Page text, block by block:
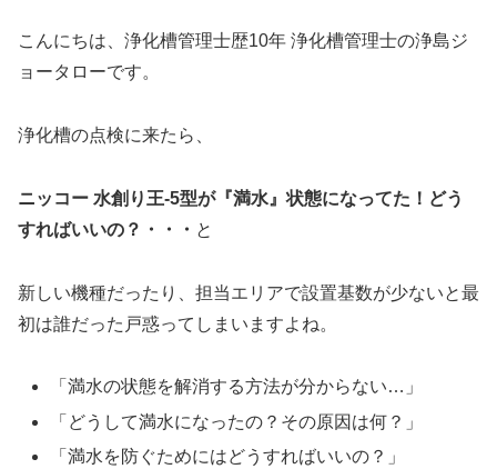
こんにちは、浄化槽管理士歴10年 浄化槽管理士の浄島ジ
ョータローです。
浄化槽の点検に来たら、
ニッコー 水創り王-5型が『満水』状態になってた！どう
すればいいの？・・・ と
新しい機種だったり、担当エリアで設置基数が少ないと最
初は誰だった戸惑ってしまいますよね。
「満水の状態を解消する方法が分からない…」
「どうして満水になったの？その原因は何？」
「満水を防ぐためにはどうすればいいの？」